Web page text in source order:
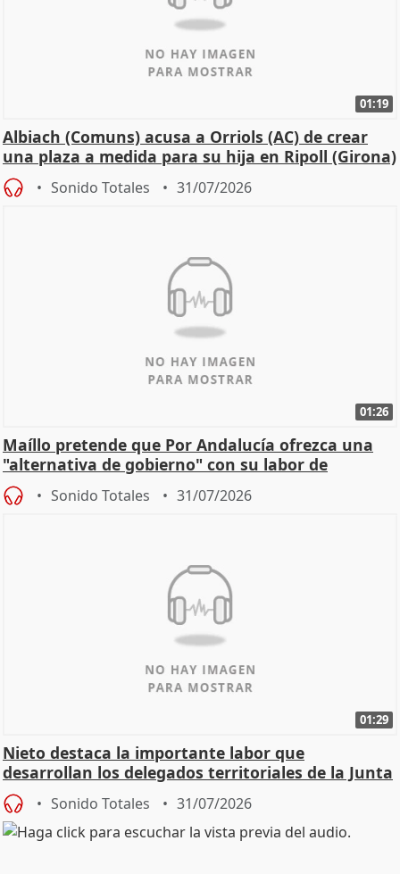
01:19
Albiach (Comuns) acusa a Orriols (AC) de crear
una plaza a medida para su hija en Ripoll (Girona)
Sonido Totales 31/07/2026
01:26
Maíllo pretende que Por Andalucía ofrezca una
"alternativa de gobierno" con su labor de
oposición
Sonido Totales 31/07/2026
01:29
Nieto destaca la importante labor que
desarrollan los delegados territoriales de la Junta
Sonido Totales 31/07/2026